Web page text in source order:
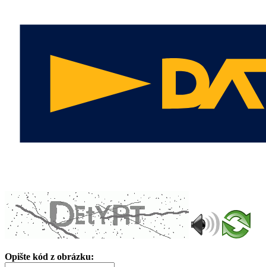
Opište kód z obrázku: